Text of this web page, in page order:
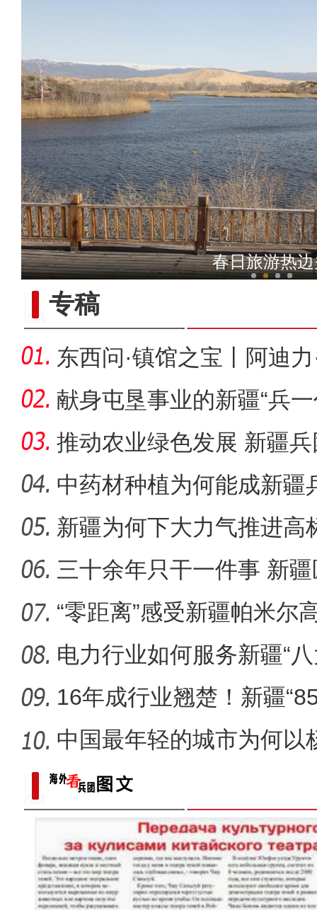
厉害！这里承担着新疆冬季
新疆温宿县：无人机飞防作
奇！“烂河坝”变“森林公
春日旅游热
专稿
东西问·镇馆之宝丨阿迪
印，
献身屯垦事业的新疆“兵
推动农业绿色发展 新疆
别“白色污
中药材种植为何能成新疆
道？
新疆为何下大力气推进高
三十余年只干一件事 新疆
“零距离”感受新疆帕米尔
电力行业如何服务新疆“
16年成行业翘楚！新疆
酿造
中国最年轻的城市为何以